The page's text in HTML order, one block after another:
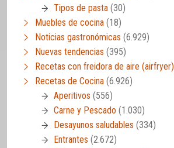
Tipos de pasta (30)
Muebles de cocina (18)
Noticias gastronómicas (6.929)
Nuevas tendencias (395)
Recetas con freidora de aire (airfryer)
Recetas de Cocina (6.926)
Aperitivos (556)
Carne y Pescado (1.030)
Desayunos saludables (334)
Entrantes (2.672)